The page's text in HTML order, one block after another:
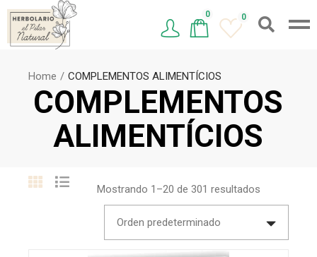
0 0
COMPLEMENTOS
ALIMENTÍCIOS
Home COMPLEMENTOS ALIMENTÍCIOS
Mostrando 1–20 de 301 resultados
Orden predeterminado